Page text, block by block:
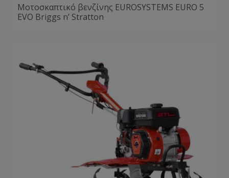
Μοτοσκαπτικό βενζίνης EUROSYSTEMS EURO 5
EVO Briggs n’ Stratton